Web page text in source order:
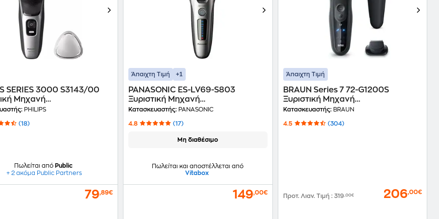
SERIES 3000 S3143/00
Μηχανή
Μαύρο
PHILIPS
(18)
Πωλείται από Public
+ 2 ακόμα Public Partners
79,89€
Άπαιχτη Τιμή +1
PANASONIC ES-LV69-S803
Ξυριστική Μηχανή
Επαναφορτιζόμενη Ασημί
Κατασκευαστής: PANASONIC
4.8 (17)
Μη διαθέσιμο
Πωλείται και αποστέλλεται από
Vitabox
149,00€
Άπαιχτη Τιμή
BRAUN Series 7 72-G1200S
Ξυριστική Μηχανή
Επαναφορτιζόμενη Μαύρο
Κατασκευαστής:BRAUN
4.5 (304)
Προτ. Λιαν. Τιμή : 319,00€ 206,00€